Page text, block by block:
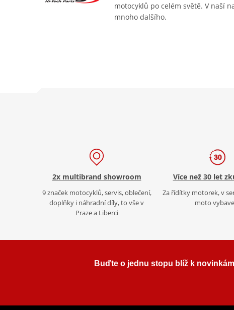
motocyklů po celém světě. V naší
mnoho dalšího.
2x multibrand showroom
9 značek motocyklů, servis, oblečení,
doplňky i náhradní díly, to vše v
Praze a Liberci
Více než 30 let
Za řídítky motorek, v
moto
Buďte o jednu stopu blíž k